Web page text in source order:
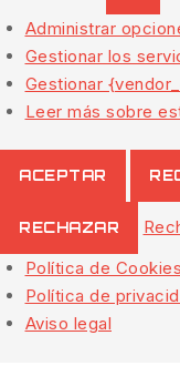
Administrar
Gestionar los
Gestionar
Leer más sobre
ACEPTAR
RECHAZAR
Política de Cookies
Política de
Aviso legal